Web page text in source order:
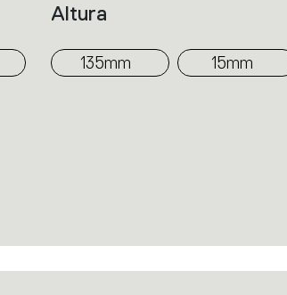
Altura
135mm 15mm